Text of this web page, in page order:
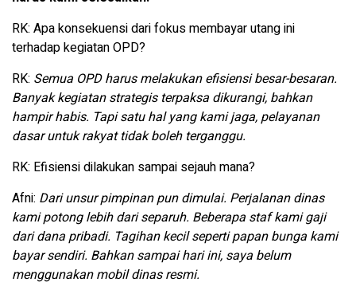
RK: Apa konsekuensi dari fokus membayar utang ini
terhadap kegiatan OPD?
RK: Semua OPD harus melakukan efisiensi besar-besaran.
Banyak kegiatan strategis terpaksa dikurangi, bahkan
hampir habis. Tapi satu hal yang kami jaga, pelayanan
dasar untuk rakyat tidak boleh terganggu.
RK: Efisiensi dilakukan sampai sejauh mana?
Afni: Dari unsur pimpinan pun dimulai. Perjalanan dinas
kami potong lebih dari separuh. Beberapa staf kami gaji
dari dana pribadi. Tagihan kecil seperti papan bunga kami
bayar sendiri. Bahkan sampai hari ini, saya belum
menggunakan mobil dinas resmi.